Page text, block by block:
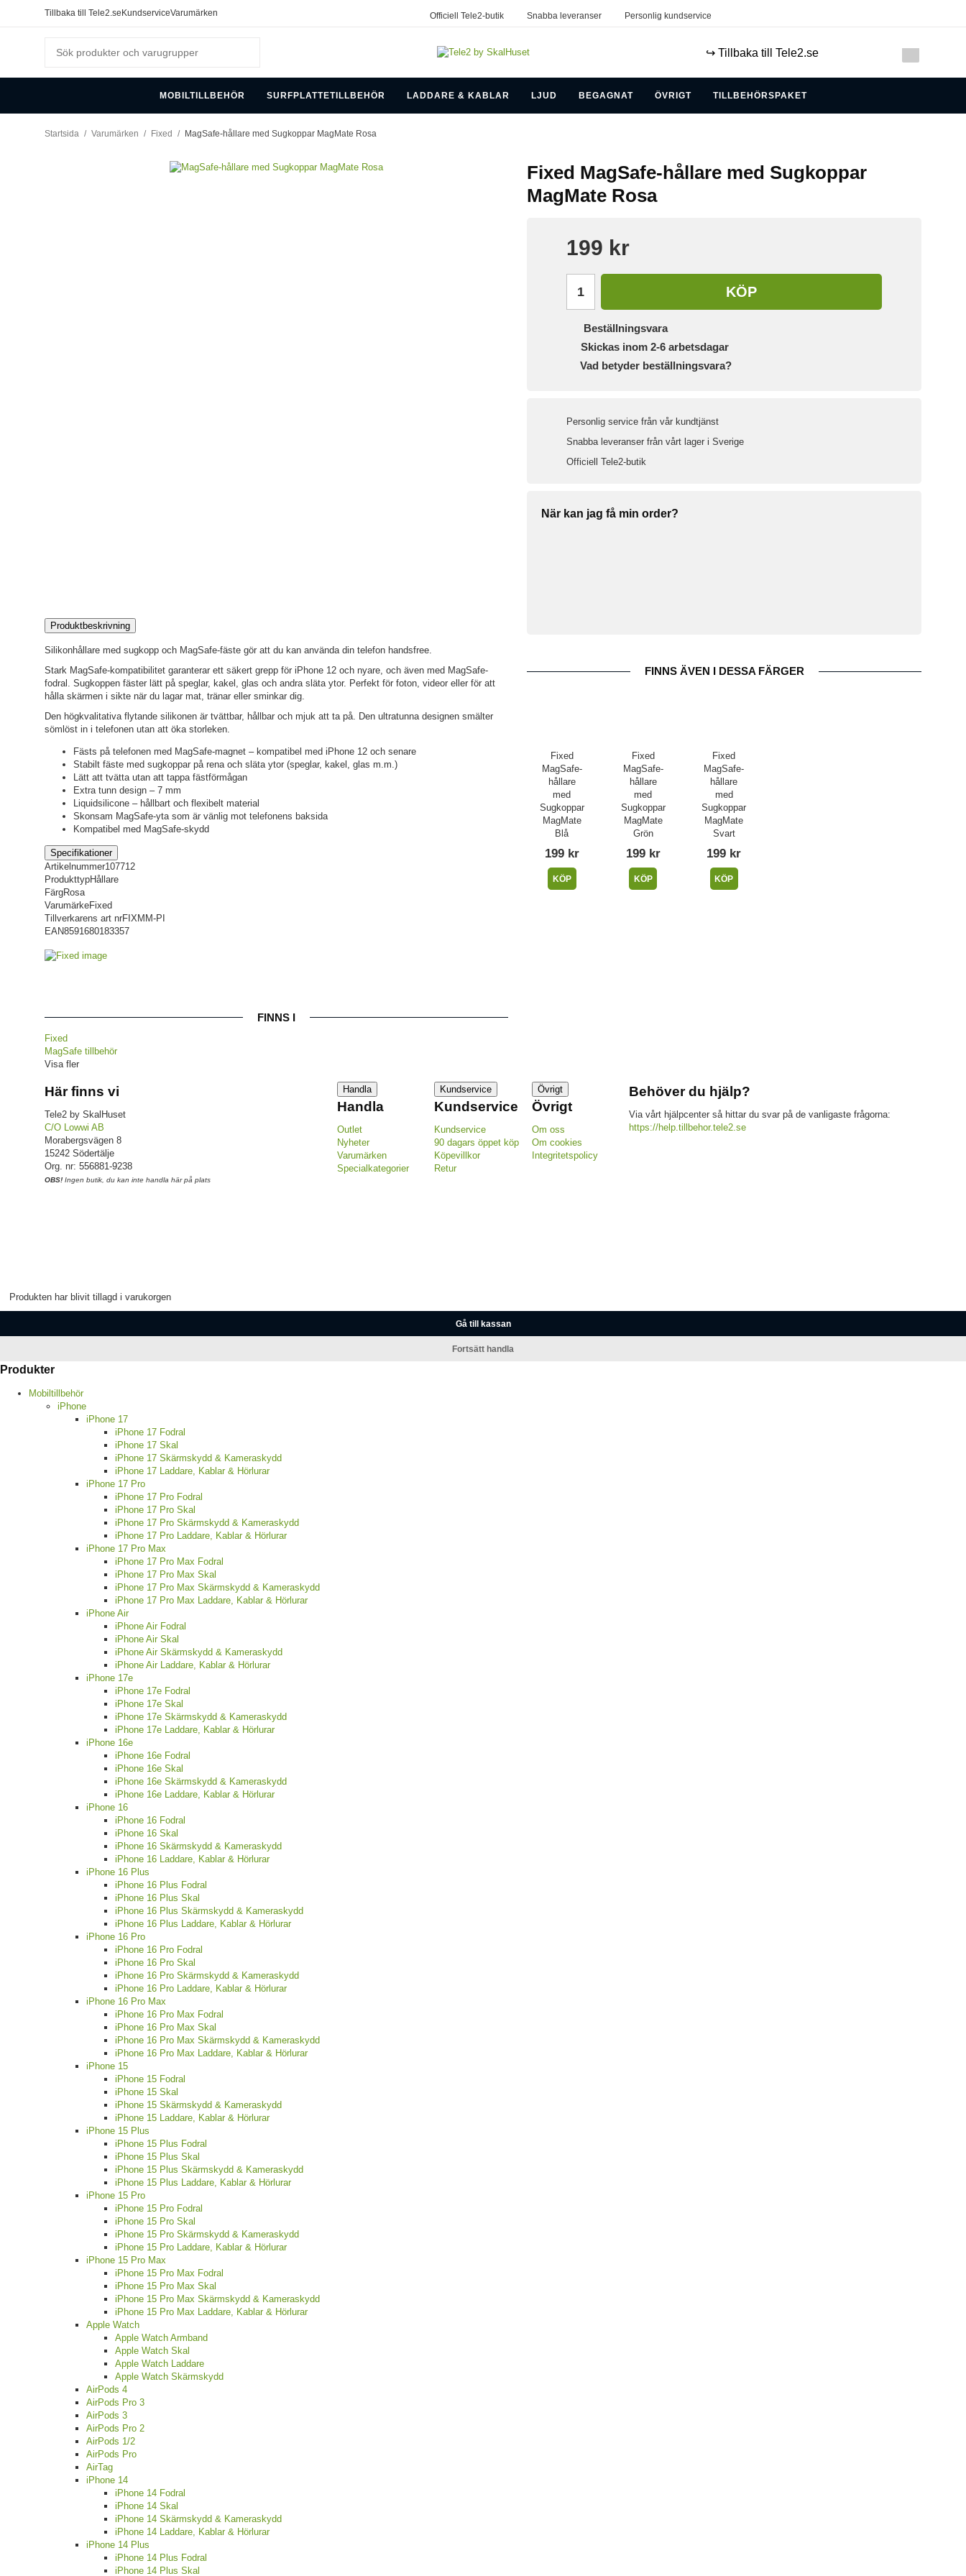
Tillbaka till Tele2.se KundserviceVarumärken Officiell Tele2-butik Snabba leveranser Personlig kundservice
↪️ Tillbaka till Tele2.se
MOBILTILLBEHÖR SURFPLATTETILLBEHÖR LADDARE & KABLAR LJUD BEGAGNAT ÖVRIGT TILLBEHÖRSPAKET
Startsida / Varumärken / Fixed / MagSafe-hållare med Sugkoppar MagMate Rosa
Fixed MagSafe-hållare med Sugkoppar
MagMate Rosa
199 kr
KÖP
Beställningsvara
Skickas inom 2-6 arbetsdagar
Vad betyder beställningsvara?
Personlig service från vår kundtjänst
Snabba leveranser från vårt lager i Sverige
Officiell Tele2-butik
När kan jag få min order?
FINNS ÄVEN I DESSA FÄRGER
Fixed
MagSafe-
hållare
med
Sugkoppar
MagMate
Blå
199 kr
KÖP
Fixed
MagSafe-
hållare
med
Sugkoppar
MagMate
Grön
199 kr
KÖP
Fixed
MagSafe-
hållare
med
Sugkoppar
MagMate
Svart
199 kr
KÖP
Produktbeskrivning
Silikonhållare med sugkopp och MagSafe-fäste gör att du kan använda din telefon handsfree.
Stark MagSafe-kompatibilitet garanterar ett säkert grepp för iPhone 12 och nyare, och även med MagSafe-
fodral. Sugkoppen fäster lätt på speglar, kakel, glas och andra släta ytor. Perfekt för foton, videor eller för att
hålla skärmen i sikte när du lagar mat, tränar eller sminkar dig.
Den högkvalitativa flytande silikonen är tvättbar, hållbar och mjuk att ta på. Den ultratunna designen smälter
sömlöst in i telefonen utan att öka storleken.
Fästs på telefonen med MagSafe-magnet – kompatibel med iPhone 12 och senare
Stabilt fäste med sugkoppar på rena och släta ytor (speglar, kakel, glas m.m.)
Lätt att tvätta utan att tappa fästförmågan
Extra tunn design – 7 mm
Liquidsilicone – hållbart och flexibelt material
Skonsam MagSafe-yta som är vänlig mot telefonens baksida
Kompatibel med MagSafe-skydd
Specifikationer
Artikelnummer107712
ProdukttypHållare
FärgRosa
VarumärkeFixed
Tillverkarens art nrFIXMM-PI
EAN8591680183357
FINNS I
Fixed
MagSafe tillbehör
Visa fler
Här finns vi
Tele2 by SkalHuset
C/O Lowwi AB
Morabergsvägen 8
15242 Södertälje
Org. nr: 556881-9238
OBS! Ingen butik, du kan inte handla här på plats
Handla
Handla
Outlet
Nyheter
Varumärken
Specialkategorier
Kundservice
Kundservice
Kundservice
90 dagars öppet köp
Köpevillkor
Retur
Övrigt
Övrigt
Om oss
Om cookies
Integritetspolicy
Behöver du hjälp?
Via vårt hjälpcenter så hittar du svar på de vanligaste frågorna:
https://help.tillbehor.tele2.se
Produkten har blivit tillagd i varukorgen
Gå till kassan
Fortsätt handla
Produkter
Mobiltillbehör
iPhone
iPhone 17
iPhone 17 Fodral
iPhone 17 Skal
iPhone 17 Skärmskydd & Kameraskydd
iPhone 17 Laddare, Kablar & Hörlurar
iPhone 17 Pro
iPhone 17 Pro Fodral
iPhone 17 Pro Skal
iPhone 17 Pro Skärmskydd & Kameraskydd
iPhone 17 Pro Laddare, Kablar & Hörlurar
iPhone 17 Pro Max
iPhone 17 Pro Max Fodral
iPhone 17 Pro Max Skal
iPhone 17 Pro Max Skärmskydd & Kameraskydd
iPhone 17 Pro Max Laddare, Kablar & Hörlurar
iPhone Air
iPhone Air Fodral
iPhone Air Skal
iPhone Air Skärmskydd & Kameraskydd
iPhone Air Laddare, Kablar & Hörlurar
iPhone 17e
iPhone 17e Fodral
iPhone 17e Skal
iPhone 17e Skärmskydd & Kameraskydd
iPhone 17e Laddare, Kablar & Hörlurar
iPhone 16e
iPhone 16e Fodral
iPhone 16e Skal
iPhone 16e Skärmskydd & Kameraskydd
iPhone 16e Laddare, Kablar & Hörlurar
iPhone 16
iPhone 16 Fodral
iPhone 16 Skal
iPhone 16 Skärmskydd & Kameraskydd
iPhone 16 Laddare, Kablar & Hörlurar
iPhone 16 Plus
iPhone 16 Plus Fodral
iPhone 16 Plus Skal
iPhone 16 Plus Skärmskydd & Kameraskydd
iPhone 16 Plus Laddare, Kablar & Hörlurar
iPhone 16 Pro
iPhone 16 Pro Fodral
iPhone 16 Pro Skal
iPhone 16 Pro Skärmskydd & Kameraskydd
iPhone 16 Pro Laddare, Kablar & Hörlurar
iPhone 16 Pro Max
iPhone 16 Pro Max Fodral
iPhone 16 Pro Max Skal
iPhone 16 Pro Max Skärmskydd & Kameraskydd
iPhone 16 Pro Max Laddare, Kablar & Hörlurar
iPhone 15
iPhone 15 Fodral
iPhone 15 Skal
iPhone 15 Skärmskydd & Kameraskydd
iPhone 15 Laddare, Kablar & Hörlurar
iPhone 15 Plus
iPhone 15 Plus Fodral
iPhone 15 Plus Skal
iPhone 15 Plus Skärmskydd & Kameraskydd
iPhone 15 Plus Laddare, Kablar & Hörlurar
iPhone 15 Pro
iPhone 15 Pro Fodral
iPhone 15 Pro Skal
iPhone 15 Pro Skärmskydd & Kameraskydd
iPhone 15 Pro Laddare, Kablar & Hörlurar
iPhone 15 Pro Max
iPhone 15 Pro Max Fodral
iPhone 15 Pro Max Skal
iPhone 15 Pro Max Skärmskydd & Kameraskydd
iPhone 15 Pro Max Laddare, Kablar & Hörlurar
Apple Watch
Apple Watch Armband
Apple Watch Skal
Apple Watch Laddare
Apple Watch Skärmskydd
AirPods 4
AirPods Pro 3
AirPods 3
AirPods Pro 2
AirPods 1/2
AirPods Pro
AirTag
iPhone 14
iPhone 14 Fodral
iPhone 14 Skal
iPhone 14 Skärmskydd & Kameraskydd
iPhone 14 Laddare, Kablar & Hörlurar
iPhone 14 Plus
iPhone 14 Plus Fodral
iPhone 14 Plus Skal